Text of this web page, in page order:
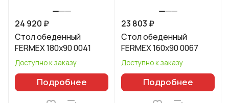
24 920 ₽
Стол обеденный
FERMEX 180x90 0041
Доступно к заказу
Подробнее
23 803 ₽
Стол обеденный
FERMEX 160x90 0067
Доступно к заказу
Подробнее